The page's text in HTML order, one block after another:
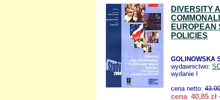
DIVERSITY
EUROPEAN
POLICIES
GOLINOWSKA
wydawnictwo:
wydanie I
cena netto: 43.00
cena 40,85 zł